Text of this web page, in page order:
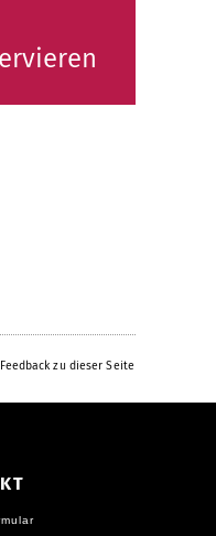
Feedback zu dieser Seite